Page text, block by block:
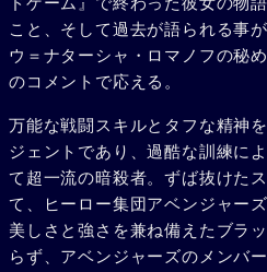
こと、そして過去が語られる事
ウ＝ナターシャ・ロマノフの秘
のコメントで応える。
万能な戦闘スキルとタフな精神
ジェントであり、過酷な訓練に
て超一流の暗殺者。ずば抜けた
て、ヒーロー集団アベンジャー
美しさと強さを兼ね備えたブラ
らず、アベンジャーズのメンバ